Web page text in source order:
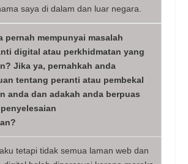
saya di dalam dan luar negara.
pernah mempunyai masalah
digital atau perkhidmatan yang
Jika ya, pernahkah anda
tentang peranti atau pembekal
anda dan adakah anda berpuas
tetapi tidak semua laman web dan